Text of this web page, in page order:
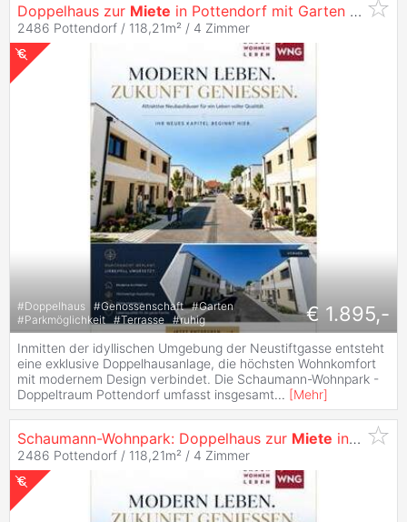
Doppelhaus zur Miete in Pottendorf mit Garten und großzügiger Terrasse! 14/2 -
2486 Pottendorf / 118,21m² / 4 Zimmer
#Doppelhaus #Genossenschaft #Garten
#Parkmöglichkeit #Terrasse #ruhig € 1.895,-
Inmitten der idyllischen Umgebung der Neustiftgasse entsteht
eine exklusive Doppelhausanlage, die höchsten Wohnkomfort
mit modernem Design verbindet. Die Schaumann-Wohnpark -
Doppeltraum Pottendorf umfasst insgesamt... [Mehr]
Schaumann-Wohnpark: Doppelhaus zur Miete in Pottendorf - Jetzt anfragen! 10/2 -
2486 Pottendorf / 118,21m² / 4 Zimmer